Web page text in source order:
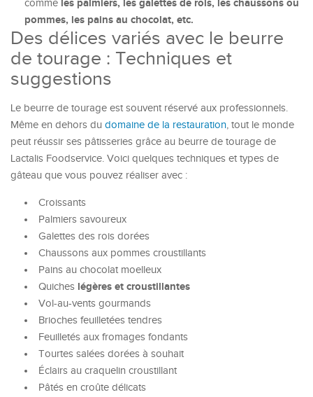
comme les palmiers, les galettes de rois, les chaussons ou
pommes, les pains au chocolat, etc.
Des délices variés avec le beurre
de tourage : Techniques et
suggestions
Le beurre de tourage est souvent réservé aux professionnels.
Même en dehors du domaine de la restauration, tout le monde
peut réussir ses pâtisseries grâce au beurre de tourage de
Lactalis Foodservice. Voici quelques techniques et types de
gâteau que vous pouvez réaliser avec :
Croissants
Palmiers savoureux
Galettes des rois dorées
Chaussons aux pommes croustillants
Pains au chocolat moelleux
Quiches légères et croustillantes
Vol-au-vents gourmands
Brioches feuilletées tendres
Feuilletés aux fromages fondants
Tourtes salées dorées à souhait
Éclairs au craquelin croustillant
Pâtés en croûte délicats